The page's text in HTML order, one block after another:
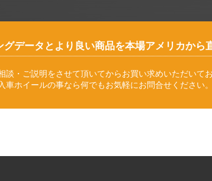
データとより良い商品を本場アメリカから
・ご説明をさせて頂いてからお買い求めいただいて
ホイールの事なら何でもお気軽にお問合せください。